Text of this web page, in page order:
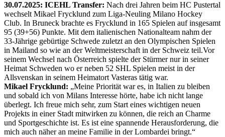
30.07.2025: ICEHL Transfer: Nach drei Jahren beim HC Pustertal
wechselt Mikael Frycklund zum Liga-Neuling Milano Hockey
Club. In Bruneck brachte es Frycklund in 165 Spielen auf insgesamt
95 (39+56) Punkte. Mit dem italienischen Nationalteam nahm der
33-Jährige gebürtige Schwede zuletzt an den Olympischen Spielen
in Mailand so wie an der Weltmeisterschaft in der Schweiz teil.Vor
seinem Wechsel nach Österreich spielte der Stürmer nur in seiner
Heimat Schweden wo er neben 52 SHL Spielen meist in der
Allsvenskan in seinem Heimatort Vasteras tätig war.
Mikael Frycklund: „Meine Priorität war es, in Italien zu bleiben
und sobald ich von Milans Interesse hörte, habe ich nicht lange
überlegt. Ich freue mich sehr, zum Start eines wichtigen neuen
Projekts in einer Stadt mitwirken zu können, die reich an Charme
und Sportgeschichte ist. Es ist eine spannende Herausforderung, die
mich auch näher an meine Familie in der Lombardei bringt.“